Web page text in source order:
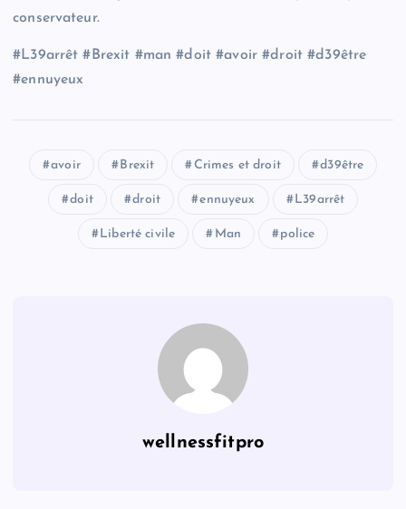
conservateur.
#L39arrêt #Brexit #man #doit #avoir #droit #d39être
#ennuyeux
avoir Brexit Crimes et droit d39être
doit droit ennuyeux L39arrêt
Liberté civile Man police
wellnessfitpro